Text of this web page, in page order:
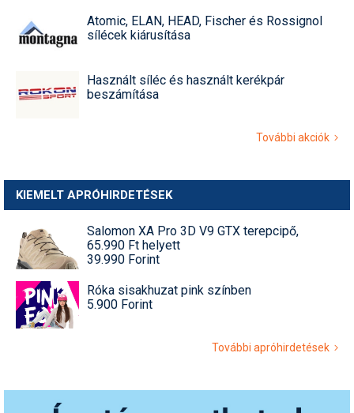
Atomic, ELAN, HEAD, Fischer és Rossignol
sílécek kiárusítása
Használt síléc és használt kerékpár
beszámítása
További akciók
KIEMELT APRÓHIRDETÉSEK
Salomon XA Pro 3D V9 GTX terepcipő,
65.990 Ft helyett
39.990 Forint
Róka sisakhuzat pink színben
5.900 Forint
További apróhirdetések